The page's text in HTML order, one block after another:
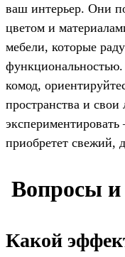
ваш интерьер. Они
цветом и
мебели, которые
функциональностью.
комод,
пространства и
приобретет свежий,
Вопросы
Какой